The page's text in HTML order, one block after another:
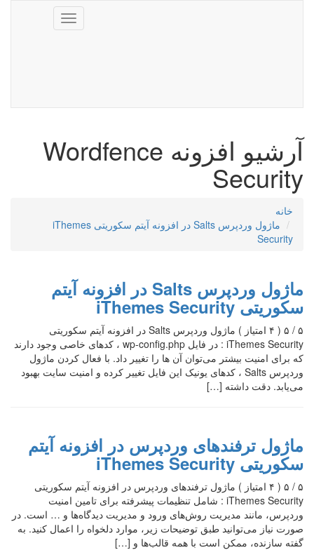
Toggle
navigation
آرشیو افزونه Wordfence
Security
خانه
ماژول وردپرس Salts در افزونه آیتم سکوریتی iThemes
Security
ماژول وردپرس Salts در افزونه آیتم
سکوریتی iThemes Security
۵ / ۵ ( ۴ امتیاز ) ماژول وردپرس Salts در افزونه آیتم سکوریتی
iThemes Security : در فایل wp-config.php ، کدهای خاصی وجود دارند
که برای امنیت بیشتر می‌توان آن ها را تغییر داد. با فعال کردن ماژول
وردپرس Salts ، کدهای یونیک این فایل تغییر کرده و امنیت سایت بهبود
می‌یابد. دقت داشته […]
ماژول ترفندهای وردپرس در افزونه آیتم
سکوریتی iThemes Security
۵ / ۵ ( ۴ امتیاز ) ماژول ترفندهای وردپرس در افزونه آیتم سکوریتی
iThemes Security : شامل تنظیمات پیشرفته برای تامین امنیت
وردپرس، مانند مدیریت روش‌های ورود و مدیریت دیدگاه‌ها و … است. در
صورت نیاز می‌توانید طبق توضیحات زیر، موارد دلخواه را اعمال کنید. به
گفته سازنده، ممکن است با همه قالب‌ها و […]